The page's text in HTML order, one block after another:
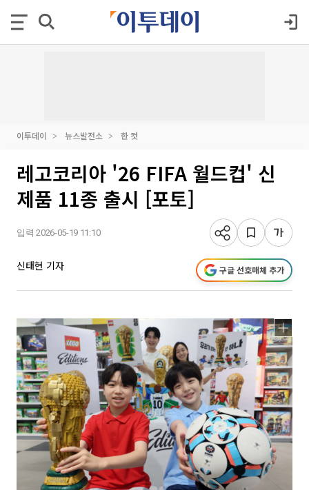
이투데이 뉴스발전소 한 컷
레고코리아 '26 FIFA 월드컵' 신
제품 11종 출시 [포토]
입력 2026-05-19 11:10
신태현 기자 구글 선호매체 추가